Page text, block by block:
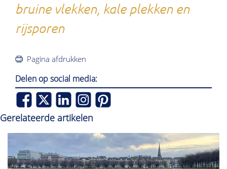
bruine vlekken, kale plekken en
rijsporen
Pagina afdrukken
Delen op social media:
Gerelateerde artikelen